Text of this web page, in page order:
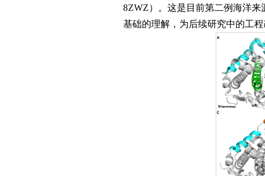
8ZWZ）。这是目前第二例海洋
基础的理解，为后续研究中的工程